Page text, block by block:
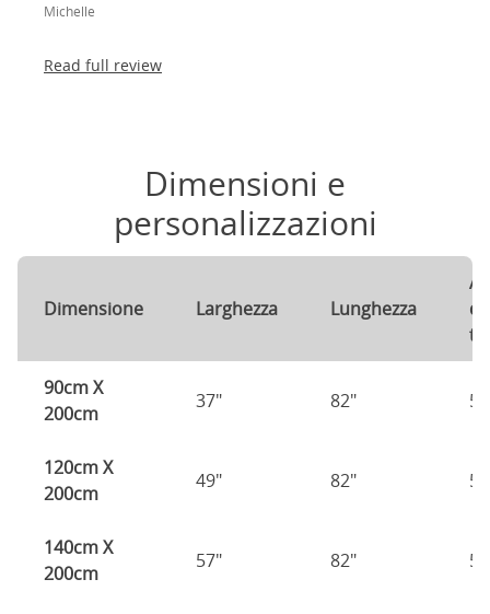
Michelle
Read full review
Dimensioni e
personalizzazioni
Dimensione Larghezza Lunghezza
90cm X
200cm
37" 82"
120cm X
200cm
49" 82"
140cm X
200cm
57" 82"